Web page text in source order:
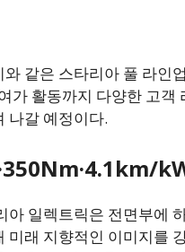
와 같은 스타리아 풀 라인
가 활동까지 다양한 고
나갈 예정이다.
아 일렉트릭은 전면부에
미래 지향적인 이미지를